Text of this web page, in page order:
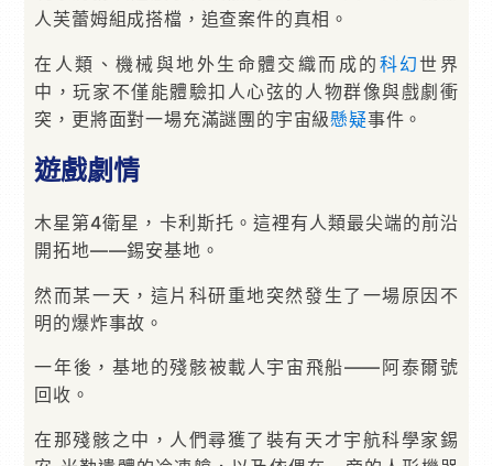
人芙蕾姆組成搭檔，追查案件的真相。
在人類、機械與地外生命體交織而成的 科幻世界
中，玩家不僅能體驗扣人心弦的人物群像與戲劇衝
突，更將面對一場充滿謎團的宇宙級懸疑事件。
遊戲劇情
木星第4衛星，卡利斯托。這裡有人類最尖端的前沿
開拓地——錫安基地。
然而某一天，這片科研重地突然發生了一場原因不
明的爆炸事故。
一年後，基地的殘骸被載人宇宙飛船——阿泰爾號
回收。
在那殘骸之中，人們尋獲了裝有天才宇航科學家錫